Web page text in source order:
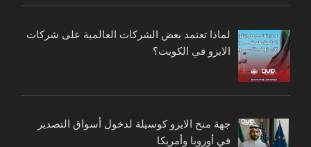
لماذا تعتمد بعض الشركات العالمية على شركات
الايزو في الكويت؟
جهة منح الايزو كوسيلة لدخول أسواق التصدير
في أوروبا وأمريكا